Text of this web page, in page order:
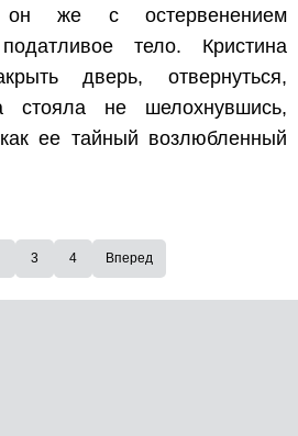
он же с остервенением
тело. Кристина
дверь, отвернуться,
не шелохнувшись,
ее тайный возлюбленный
3 4 Вперед